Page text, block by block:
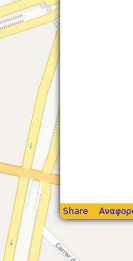
Share